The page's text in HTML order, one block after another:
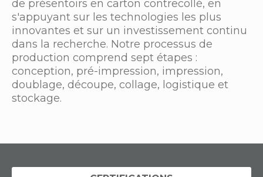
de présentoirs en carton contrecollé, en
s'appuyant sur les technologies les plus
innovantes et sur un investissement continu
dans la recherche. Notre processus de
production comprend sept étapes :
conception, pré-impression, impression,
doublage, découpe, collage, logistique et
stockage.